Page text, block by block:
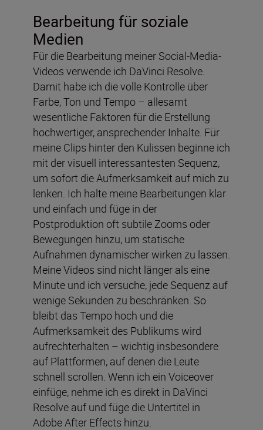
Bearbeitung für soziale
Medien
Für die Bearbeitung meiner Social-Media-
Videos verwende ich DaVinci Resolve.
Damit habe ich die volle Kontrolle über
Farbe, Ton und Tempo – allesamt
wesentliche Faktoren für die Erstellung
hochwertiger, ansprechender Inhalte. Für
meine Clips hinter den Kulissen beginne ich
mit der visuell interessantesten Sequenz,
um sofort die Aufmerksamkeit auf mich zu
lenken. Ich halte meine Bearbeitungen klar
und einfach und füge in der
Postproduktion oft subtile Zooms oder
Bewegungen hinzu, um statische
Aufnahmen dynamischer wirken zu lassen.
Meine Videos sind nicht länger als eine
Minute und ich versuche, jede Sequenz auf
wenige Sekunden zu beschränken. So
bleibt das Tempo hoch und die
Aufmerksamkeit des Publikums wird
aufrechterhalten – wichtig insbesondere
auf Plattformen, auf denen die Leute
schnell scrollen. Wenn ich ein Voiceover
einfüge, nehme ich es direkt in DaVinci
Resolve auf und füge die Untertitel in
Adobe After Effects hinzu.